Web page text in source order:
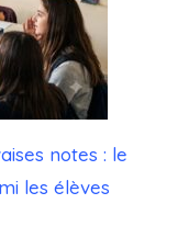
notes : le
les élèves